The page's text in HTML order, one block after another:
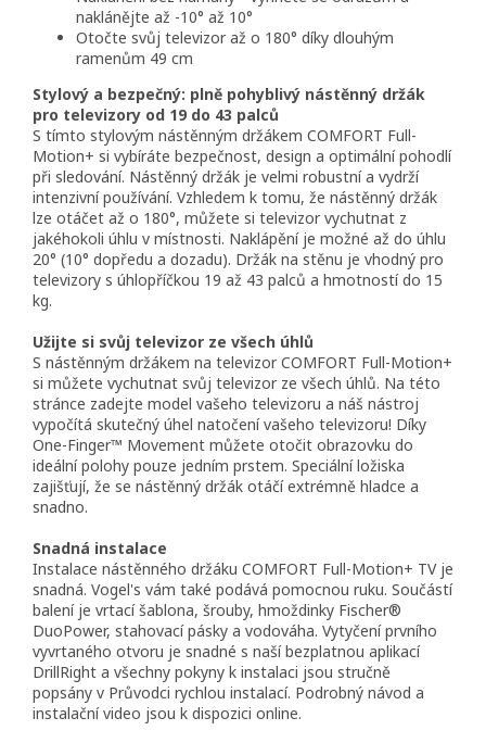
naklánějte až -10° až 10°
Otočte svůj televizor až o 180° díky dlouhým
ramenům 49 cm
Stylový a bezpečný: plně pohyblivý nástěnný držák
pro televizory od 19 do 43 palců
S tímto stylovým nástěnným držákem COMFORT Full-
Motion+ si vybíráte bezpečnost, design a optimální pohodlí
při sledování. Nástěnný držák je velmi robustní a vydrží
intenzivní používání. Vzhledem k tomu, že nástěnný držák
lze otáčet až o 180°, můžete si televizor vychutnat z
jakéhokoli úhlu v místnosti. Naklápění je možné až do úhlu
20° (10° dopředu a dozadu). Držák na stěnu je vhodný pro
televizory s úhlopříčkou 19 až 43 palců a hmotností do 15
kg.
Užijte si svůj televizor ze všech úhlů
S nástěnným držákem na televizor COMFORT Full-Motion+
si můžete vychutnat svůj televizor ze všech úhlů. Na této
stránce zadejte model vašeho televizoru a náš nástroj
vypočítá skutečný úhel natočení vašeho televizoru! Díky
One-Finger™ Movement můžete otočit obrazovku do
ideální polohy pouze jedním prstem. Speciální ložiska
zajišťují, že se nástěnný držák otáčí extrémně hladce a
snadno.
Snadná instalace
Instalace nástěnného držáku COMFORT Full-Motion+ TV je
snadná. Vogel's vám také podává pomocnou ruku. Součástí
balení je vrtací šablona, ​​šrouby, hmoždinky Fischer®
DuoPower, stahovací pásky a vodováha. Vytyčení prvního
vyvrtaného otvoru je snadné s naší bezplatnou aplikací
DrillRight a všechny pokyny k instalaci jsou stručně
popsány v Průvodci rychlou instalací. Podrobný návod a
instalační video jsou k dispozici online.